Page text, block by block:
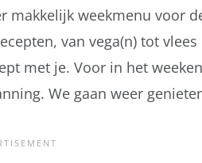
makkelijk weekmenu voor
van vega(n) tot vlees
met je. Voor in het
We gaan weer